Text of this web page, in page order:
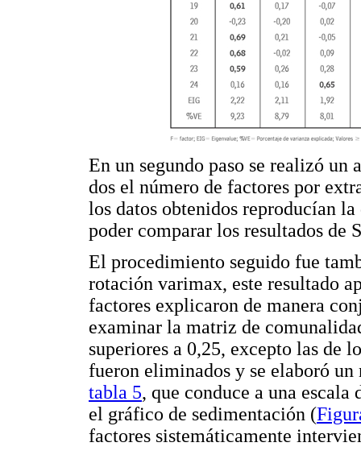
En un segundo paso se realizó
dos el número de factores por
los datos obtenidos reproducían
poder comparar los resultados de
El procedimiento seguido fue
rotación varimax, este resultado
factores explicaron de manera
examinar la matriz de
superiores a 0,25, excepto las de
fueron eliminados y se elaboró
tabla 5, que conduce a una
el gráfico de sedimentación (
factores sistemáticamente